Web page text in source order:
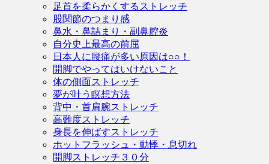
足首を柔らかくするストレッチ
股関節のつまり感
鼻水・鼻詰まり・副鼻腔炎
自分史上最高の前屈
日本人に腰痛が多い原因は○○！
開脚でやってはいけないこと
体の側面ストレッチ
夢が叶う瞑想方法
背中・首肩腕ストレッチ
高難度ストレッチ
身長を伸ばすストレッチ
ホットフラッシュ・動悸・息切れ
開脚ストレッチ３０分